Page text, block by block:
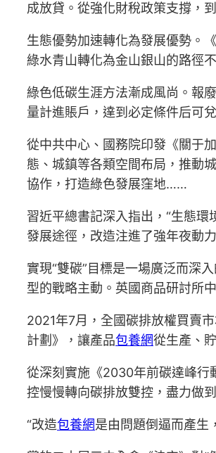
成放貸。從強化財稅政策支撐，
生態優勢加速轉化為發展優勢。
綠水青山轉化為金山銀山的路徑
綠色低碳生涯方法漸成風尚。報
量計進賬戶，達到必定條件后可
從中共中心、國務院印發《關于
態、城鎮等各類空間布局，推動
協作，打造綠色發展窪地……
習近平總書記深入指出，“生態
發展途徑，改造注進了強年夜動
實現“雙碳”目標是一場廣泛而深
型的戰略主動。英國商品研討所
2021年7月，全國碳排放權買賣
計劃》，讓產品包養網從生產、
從深刻實施《2030年前碳達峰行
控慢慢轉向碳排放雙控，盡力做
“改造包養網是由問題倒逼而產生